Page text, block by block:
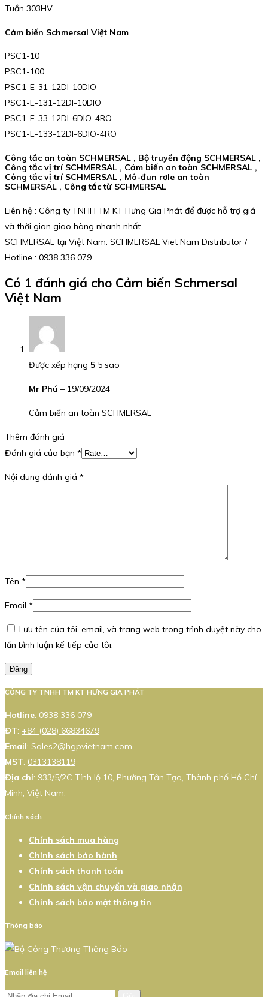
Tuần 303HV
Cảm biến Schmersal Việt Nam
PSC1-10
PSC1-100
PSC1-E-31-12DI-10DIO
PSC1-E-131-12DI-10DIO
PSC1-E-33-12DI-6DIO-4RO
PSC1-E-133-12DI-6DIO-4RO
Công tắc an toàn SCHMERSAL , Bộ truyền động SCHMERSAL ,
Công tắc vị trí SCHMERSAL , Cảm biến an toàn SCHMERSAL ,
Công tắc vị trí SCHMERSAL , Mô-đun rơle an toàn
SCHMERSAL , Công tắc từ SCHMERSAL
Liên hệ : Công ty TNHH TM KT Hưng Gia Phát để được hỗ trợ giá
và thời gian giao hàng nhanh nhất.
SCHMERSAL tại Việt Nam. SCHMERSAL Viet Nam Distributor /
Hotline : 0938 336 079
Có 1 đánh giá cho Cảm biến Schmersal
Việt Nam
Được xếp hạng 5 5 sao
Mr Phú – 19/09/2024
Cảm biến an toàn SCHMERSAL
Thêm đánh giá
Đánh giá của bạn *
Nội dung đánh giá *
Tên *
Email *
Lưu tên của tôi, email, và trang web trong trình duyệt này cho
lần bình luận kế tiếp của tôi.
Đăng
CÔNG TY TNHH TM KT HƯNG GIA PHÁT
Hotline: 0938 336 079
ĐT: +84 (028) 66834679
Email: Sales2@hgpvietnam.com
MST: 0313138119
Địa chỉ: 933/5/2C Tỉnh lộ 10, Phường Tân Tạo, Thành phố Hồ Chí
Minh, Việt Nam.
Chính sách
Chính sách mua hàng
Chính sách bảo hành
Chính sách thanh toán
Chính sách vận chuyển và giao nhận
Chính sách bảo mật thông tin
Thông báo
Email liên hệ